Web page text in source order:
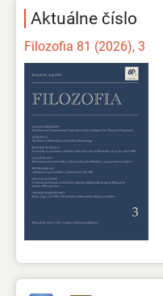
Aktuálne číslo
Filozofia 81 (2026), 3